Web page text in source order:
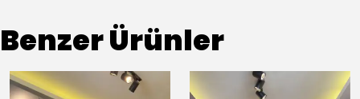
Benzer Ürünler